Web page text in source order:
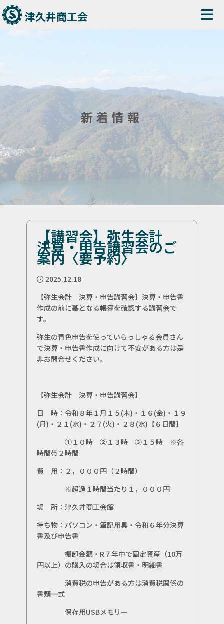
津久井商工会
新着情報
【講習会】弥生会計
決算・申告講習会のご
案内〈要予約〉
2025.12.18
【弥生会計 決算・申告講習会】決算・申告書
作成の前に基となる帳簿を確認する講習会で
す。
弥生の青色申告を使っていらっしゃる会員さん
で決算・申告書作成に向けて不安がある方は是
非お問合せください。
【弥生会計 決算・申告講習会】
日 時：令和８年１月１５(木)・１６(金)・１９
(月)・２１(水)・２７(火)・２８(水)【６日間】
①１０時 ②１３時 ③１５時 ※各
時間帯２時間
費 用：２，０００円（２時間）
※超過１時間当たり１，０００円
場 所：津久井商工会館
持ち物：パソコン・筆記用具・令和６年分決算
書及び申告書
棚卸金額・R７年中で固定資産（10万
円以上）の購入の場合は領収書・明細書
消費税の申告がある方は消費税関係の
書類一式
保存用USBメモリー